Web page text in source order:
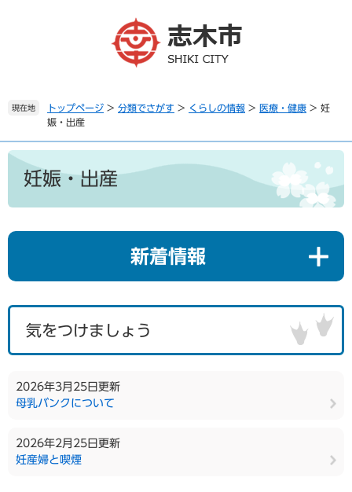
。
て
本
現在地 トップページ > 分類でさがす > くらしの情報 > 医療・健康 > 妊
娠・出産
本
妊娠・出産
新着情報
気をつけましょう
2026年3月25日更新
母乳バンクについて
2026年2月25日更新
妊産婦と喫煙